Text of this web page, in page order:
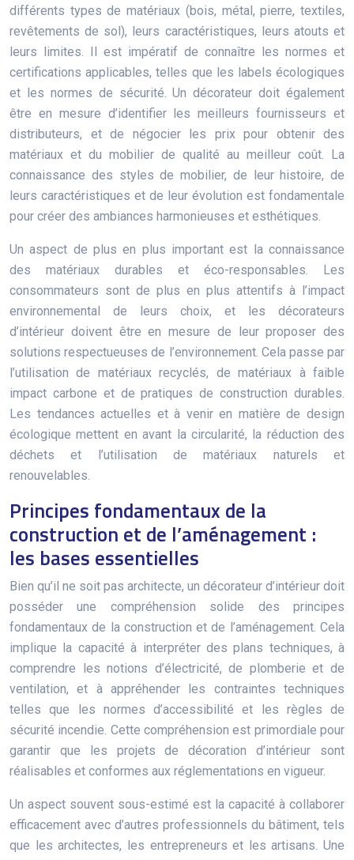
différents types de matériaux (bois, métal, pierre, textiles,
revêtements de sol), leurs caractéristiques, leurs atouts et
leurs limites. Il est impératif de connaître les normes et
certifications applicables, telles que les labels écologiques
et les normes de sécurité. Un décorateur doit également
être en mesure d’identifier les meilleurs fournisseurs et
distributeurs, et de négocier les prix pour obtenir des
matériaux et du mobilier de qualité au meilleur coût. La
connaissance des styles de mobilier, de leur histoire, de
leurs caractéristiques et de leur évolution est fondamentale
pour créer des ambiances harmonieuses et esthétiques.
Un aspect de plus en plus important est la connaissance
des matériaux durables et éco-responsables. Les
consommateurs sont de plus en plus attentifs à l’impact
environnemental de leurs choix, et les décorateurs
d’intérieur doivent être en mesure de leur proposer des
solutions respectueuses de l’environnement. Cela passe par
l’utilisation de matériaux recyclés, de matériaux à faible
impact carbone et de pratiques de construction durables.
Les tendances actuelles et à venir en matière de design
écologique mettent en avant la circularité, la réduction des
déchets et l’utilisation de matériaux naturels et
renouvelables.
Principes fondamentaux de la
construction et de l’aménagement :
les bases essentielles
Bien qu’il ne soit pas architecte, un décorateur d’intérieur doit
posséder une compréhension solide des principes
fondamentaux de la construction et de l’aménagement. Cela
implique la capacité à interpréter des plans techniques, à
comprendre les notions d’électricité, de plomberie et de
ventilation, et à appréhender les contraintes techniques
telles que les normes d’accessibilité et les règles de
sécurité incendie. Cette compréhension est primordiale pour
garantir que les projets de décoration d’intérieur sont
réalisables et conformes aux réglementations en vigueur.
Un aspect souvent sous-estimé est la capacité à collaborer
efficacement avec d’autres professionnels du bâtiment, tels
que les architectes, les entrepreneurs et les artisans. Une